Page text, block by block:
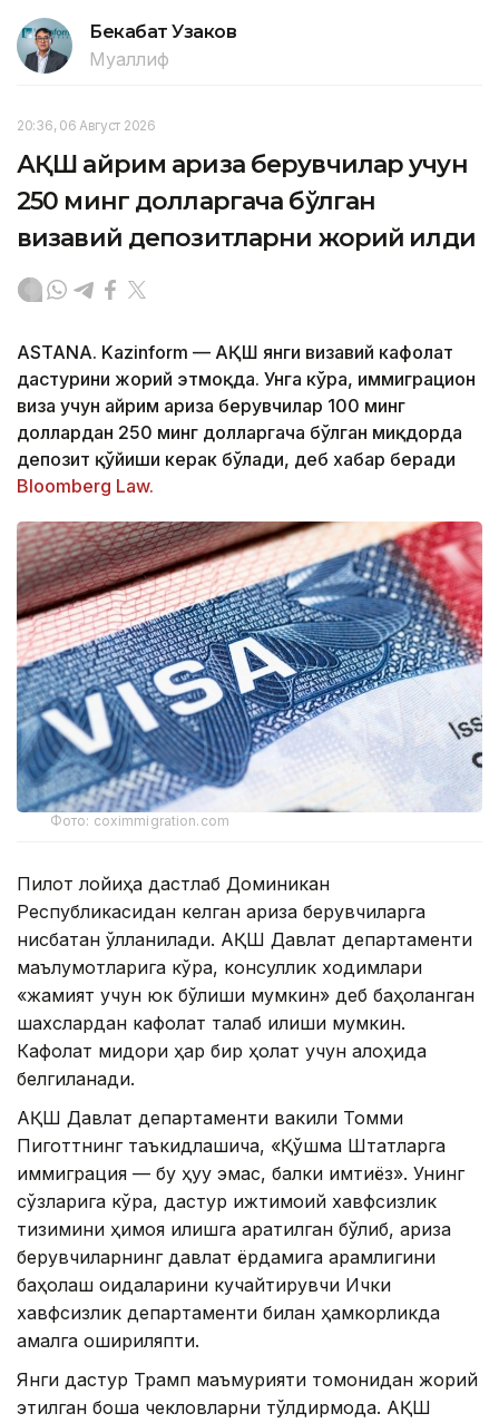
Бекабат Узаков
Муаллиф
20:36, 06 Август 2026
АҚШ айрим ариза берувчилар учун
250 минг долларгача бўлган
визавий депозитларни жорий қилди
ASTANA. Kazinform — АҚШ янги визавий кафолат
дастурини жорий этмоқда. Унга кўра, иммиграцион
виза учун айрим ариза берувчилар 100 минг
доллардан 250 минг долларгача бўлган миқдорда
депозит қўйиши керак бўлади, деб хабар беради
Bloomberg Law.
Фото: coximmigration.com
Пилот лойиҳа дастлаб Доминикан
Республикасидан келган ариза берувчиларга
нисбатан қўлланилади. АҚШ Давлат департаменти
маълумотларига кўра, консуллик ходимлари
«жамият учун юк бўлиши мумкин» деб баҳоланган
шахслардан кафолат талаб қилиши мумкин.
Кафолат миқдори ҳар бир ҳолат учун алоҳида
белгиланади.
АҚШ Давлат департаменти вакили Томми
Пиготтнинг таъкидлашича, «Қўшма Штатларга
иммиграция — бу ҳуқуқ эмас, балки имтиёз». Унинг
сўзларига кўра, дастур ижтимоий хавфсизлик
тизимини ҳимоя қилишга қаратилган бўлиб, ариза
берувчиларнинг давлат ёрдамига қарамлигини
баҳолаш қоидаларини кучайтирувчи Ички
хавфсизлик департаменти билан ҳамкорликда
амалга ошириляпти.
Янги дастур Трамп маъмурияти томонидан жорий
этилган бошқа чекловларни тўлдирмоқда. АҚШ